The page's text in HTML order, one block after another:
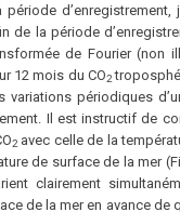
d’enregistrement,
de la période
de Fourier (non
12 mois du CO2
variations périodiques
Il est instructif de
2 avec celle de la
de surface de la mer
clairement
de la mer en avance de